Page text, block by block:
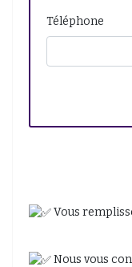
Téléphone
Vous
Nous vous